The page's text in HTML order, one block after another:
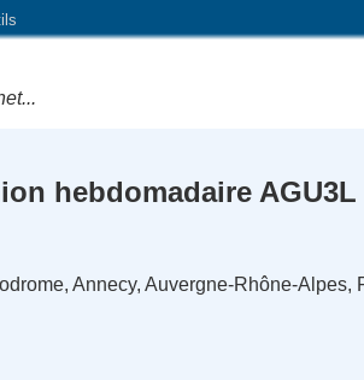
hebdomadaire AGU3L
Annecy, Auvergne-Rhône-Alpes,